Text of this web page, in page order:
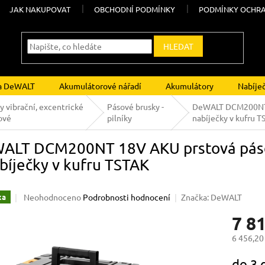
JAK NAKUPOVAT OBCHODNÍ PODMÍNKY PODMÍNKY
HLEDAT
DeWALT Akumulátorové nářadí Akumulátory
vibrační, excentrické
Pásové brusky -
pilníky
DeWALT
nabíječky v kufru
DCM200NT 18V AKU prstová
v kufru TSTAK
Průměrné
Neohodnoceno Podrobnosti hodnocení Značka: DeWALT
7
6